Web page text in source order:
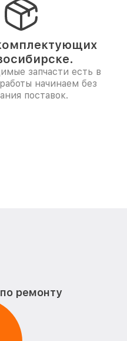
запчасти есть в
начинаем без
поставок.
ремонту